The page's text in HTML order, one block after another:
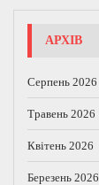
АРХІВ
Серпень 2026
Травень 2026
Квітень 2026
Березень 2026